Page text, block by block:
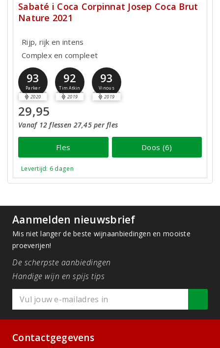
Sabaté i Coca Corpinnat Josep Coca Brut
Nature 2021
Rijp, rijk en intens
Complex en compleet
93
Parker
2020
92
Tim Atkin
2019
93
Vinous
2019
29,95
Vanaf 12 flessen 27,45 per fles
Fles Doos (6)
Levertijd: 6 dagen
Aanmelden nieuwsbrief
Mis niet langer de beste wijnaanbiedingen en mooiste
proeverijen!
De scherpste aanbiedingen
Handige wijn en spijs tips
Contactgegevens